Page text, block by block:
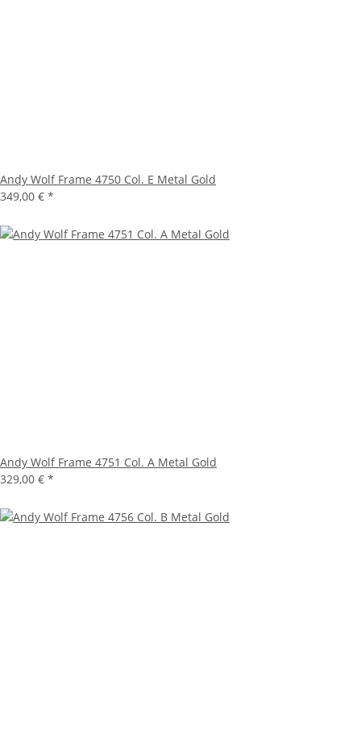
Andy Wolf Frame 4750 Col. E Metal Gold
349,00 € *
Andy Wolf Frame 4751 Col. A Metal Gold
329,00 € *